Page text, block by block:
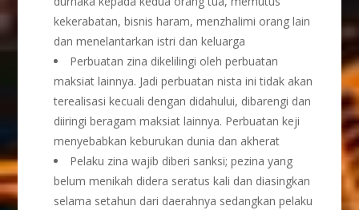
kekerabatan, bisnis haram, menzhalimi orang lain
dan menelantarkan istri dan keluarga
Perbuatan zina dikelilingi oleh perbuatan
maksiat lainnya. Jadi perbuatan nista ini tidak akan
terealisasi kecuali dengan didahului, dibarengi dan
diiringi beragam maksiat lainnya. Perbuatan keji
menyebabkan keburukan dunia dan akherat
Pelaku zina wajib diberi sanksi; pezina yang
belum menikah didera seratus kali dan diasingkan
selama setahun dari daerahnya sedangkan pelaku